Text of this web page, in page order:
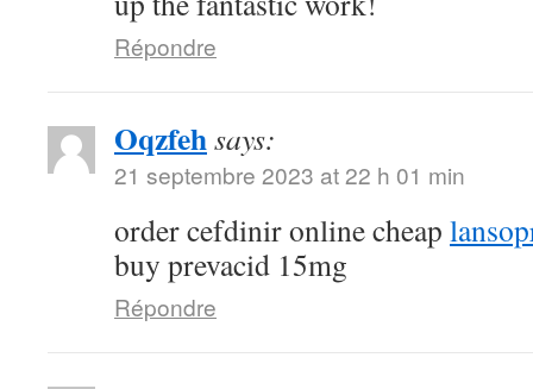
Répondre
Oqzfehsays:
21 septembre 2023 at 22 h 01 min
order cefdinir online cheap
buy prevacid 15mg
Répondre